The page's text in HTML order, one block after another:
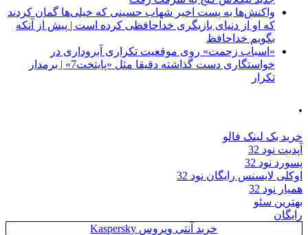
به پست اخیر شهاب حسینی که خیلی‌ها گمان کردند
او از دنیای بازیگری خداحافظی کرده است | پیش از آنکه
خداحافظ
زحمت» روی موقعیت تکراری آبروداری در
خواستگاری دست گذاشته دقیقا مثل «پایتخت7» | برمدار
لینک فالو
32
32
رایگان نود 32
32
سئو
خرید آنتی ویروس Kaspersky